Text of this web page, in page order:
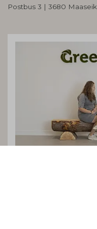
Postbus 3 | 3680 Maaseik